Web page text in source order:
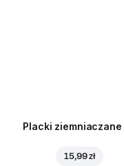
Placki ziemniaczane
15,99 zł